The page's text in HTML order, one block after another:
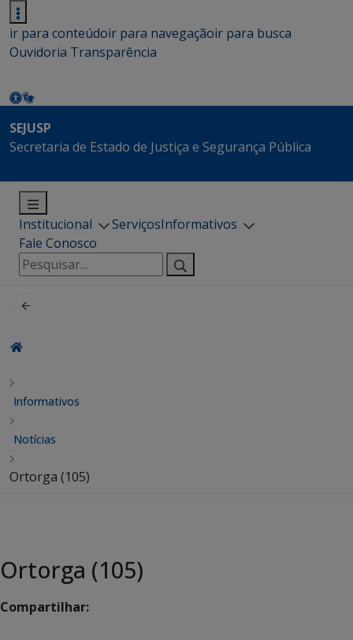
ir para conteúdoir para navegaçãoir para busca
Ouvidoria Transparência
SEJUSP
Secretaria de Estado de Justiça e Segurança Pública
Institucional ServiçosInformativos
Fale Conosco
Pesquisar
por:
Informativos
Notícias
Ortorga (105)
Ortorga (105)
Compartilhar: